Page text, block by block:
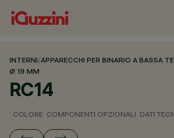
INTERNI/APPARECCHI PER BINARIO A BASSA
Ø 19 MM
RC14
COLORE COMPONENTI OPZIONALI DATI